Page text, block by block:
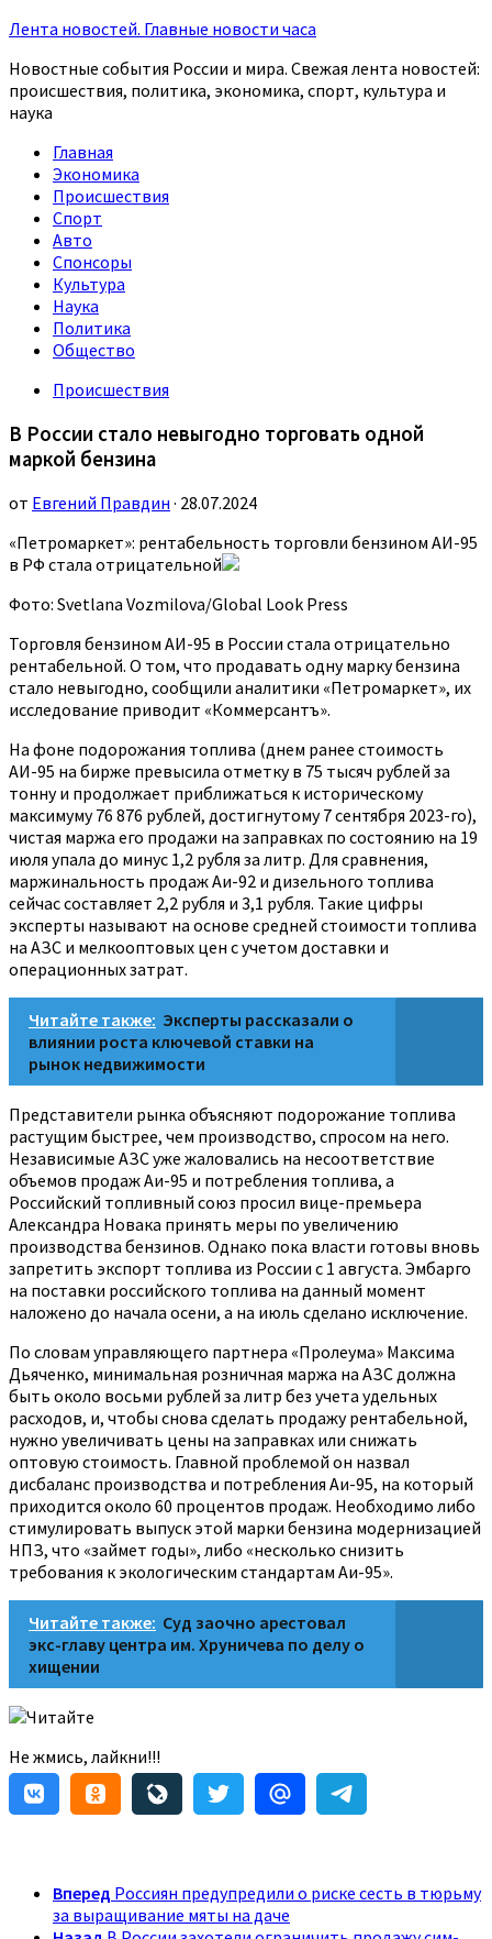
Лента новостей. Главные новости часа
Новостные события России и мира. Свежая лента новостей:
происшествия, политика, экономика, спорт, культура и
наука
Главная
Экономика
Происшествия
Спорт
Авто
Спонсоры
Культура
Наука
Политика
Общество
Происшествия
В России стало невыгодно торговать одной
маркой бензина
от Евгений Правдин · 28.07.2024
«Петромаркет»: рентабельность торговли бензином АИ-95
в РФ стала отрицательной
Фото: Svetlana Vozmilova/Global Look Press
Торговля бензином АИ-95 в России стала отрицательно
рентабельной. О том, что продавать одну марку бензина
стало невыгодно, сообщили аналитики «Петромаркет», их
исследование приводит «Коммерсантъ».
На фоне подорожания топлива (днем ранее стоимость
АИ-95 на бирже превысила отметку в 75 тысяч рублей за
тонну и продолжает приближаться к историческому
максимуму 76 876 рублей, достигнутому 7 сентября 2023-го),
чистая маржа его продажи на заправках по состоянию на 19
июля упала до минус 1,2 рубля за литр. Для сравнения,
маржинальность продаж Аи-92 и дизельного топлива
сейчас составляет 2,2 рубля и 3,1 рубля. Такие цифры
эксперты называют на основе средней стоимости топлива
на АЗС и мелкооптовых цен с учетом доставки и
операционных затрат.
Читайте также: Эксперты рассказали о
влиянии роста ключевой ставки на
рынок недвижимости
Представители рынка объясняют подорожание топлива
растущим быстрее, чем производство, спросом на него.
Независимые АЗС уже жаловались на несоответствие
объемов продаж Аи-95 и потребления топлива, а
Российский топливный союз просил вице-премьера
Александра Новака принять меры по увеличению
производства бензинов. Однако пока власти готовы вновь
запретить экспорт топлива из России с 1 августа. Эмбарго
на поставки российского топлива на данный момент
наложено до начала осени, а на июль сделано исключение.
По словам управляющего партнера «Пролеума» Максима
Дьяченко, минимальная розничная маржа на АЗС должна
быть около восьми рублей за литр без учета удельных
расходов, и, чтобы снова сделать продажу рентабельной,
нужно увеличивать цены на заправках или снижать
оптовую стоимость. Главной проблемой он назвал
дисбаланс производства и потребления Аи-95, на который
приходится около 60 процентов продаж. Необходимо либо
стимулировать выпуск этой марки бензина модернизацией
НПЗ, что «займет годы», либо «несколько снизить
требования к экологическим стандартам Аи-95».
Читайте также: Суд заочно арестовал
экс-главу центра им. Хруничева по делу о
хищении
Читайте
Не жмись, лайкни!!!
Вперед Россиян предупредили о риске сесть в тюрьму
за выращивание мяты на даче